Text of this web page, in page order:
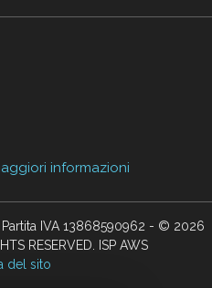
informazioni
IVA 13868590962 - © 2026
RESERVED. ISP AWS
del sito